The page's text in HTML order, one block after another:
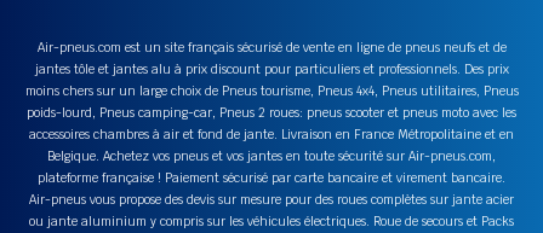
Air-pneus.com est un site français sécurisé de vente en ligne de pneus neufs et de
jantes tôle et jantes alu à prix discount pour particuliers et professionnels. Des prix
moins chers sur un large choix de Pneus tourisme, Pneus 4x4, Pneus utilitaires, Pneus
poids-lourd, Pneus camping-car, Pneus 2 roues: pneus scooter et pneus moto avec les
accessoires chambres à air et fond de jante. Livraison en France Métropolitaine et en
Belgique. Achetez vos pneus et vos jantes en toute sécurité sur Air-pneus.com,
plateforme française ! Paiement sécurisé par carte bancaire et virement bancaire.
Air-pneus vous propose des devis sur mesure pour des roues complètes sur jante acier
ou jante aluminium y compris sur les véhicules électriques. Roue de secours et Packs